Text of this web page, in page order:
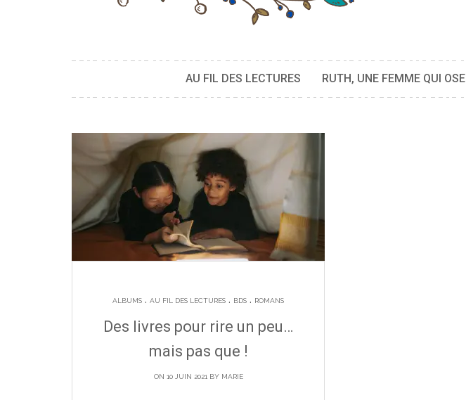
AU FIL DES LECTURES RUTH, UNE FEMME QUI OSE
ALBUMS . AU FIL DES LECTURES . BDS . ROMANS
Des livres pour rire un peu…
mais pas que !
ON 10 JUIN 2021 BY MARIE